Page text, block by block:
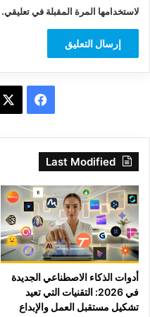
لاستخدامها المرة المقبلة في تعليقي.
فيسبوك
Last Modified
أدوات الذكاء الاصطناعي الجديدة
في 2026: التقنيات التي تعيد
تشكيل مستقبل العمل والإبداع